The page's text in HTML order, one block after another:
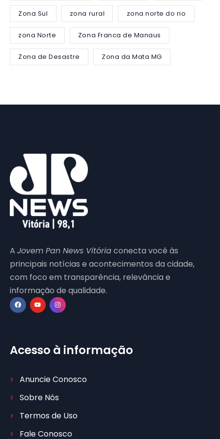
Zona Sul zona rural zona norte do rio
zona Norte Zona Franca de Manaus
Zona de Desastre Zona da Mata MG
A Jovem Pan News Vitóriaconecta você às
principais notícias e acontecimentos da cidade,
com foco em transparência, relevância e
informação de qualidade.
Acesso à informação
Anuncie Conosco
Sobre Nós
Termos de Uso
Fale Conosco